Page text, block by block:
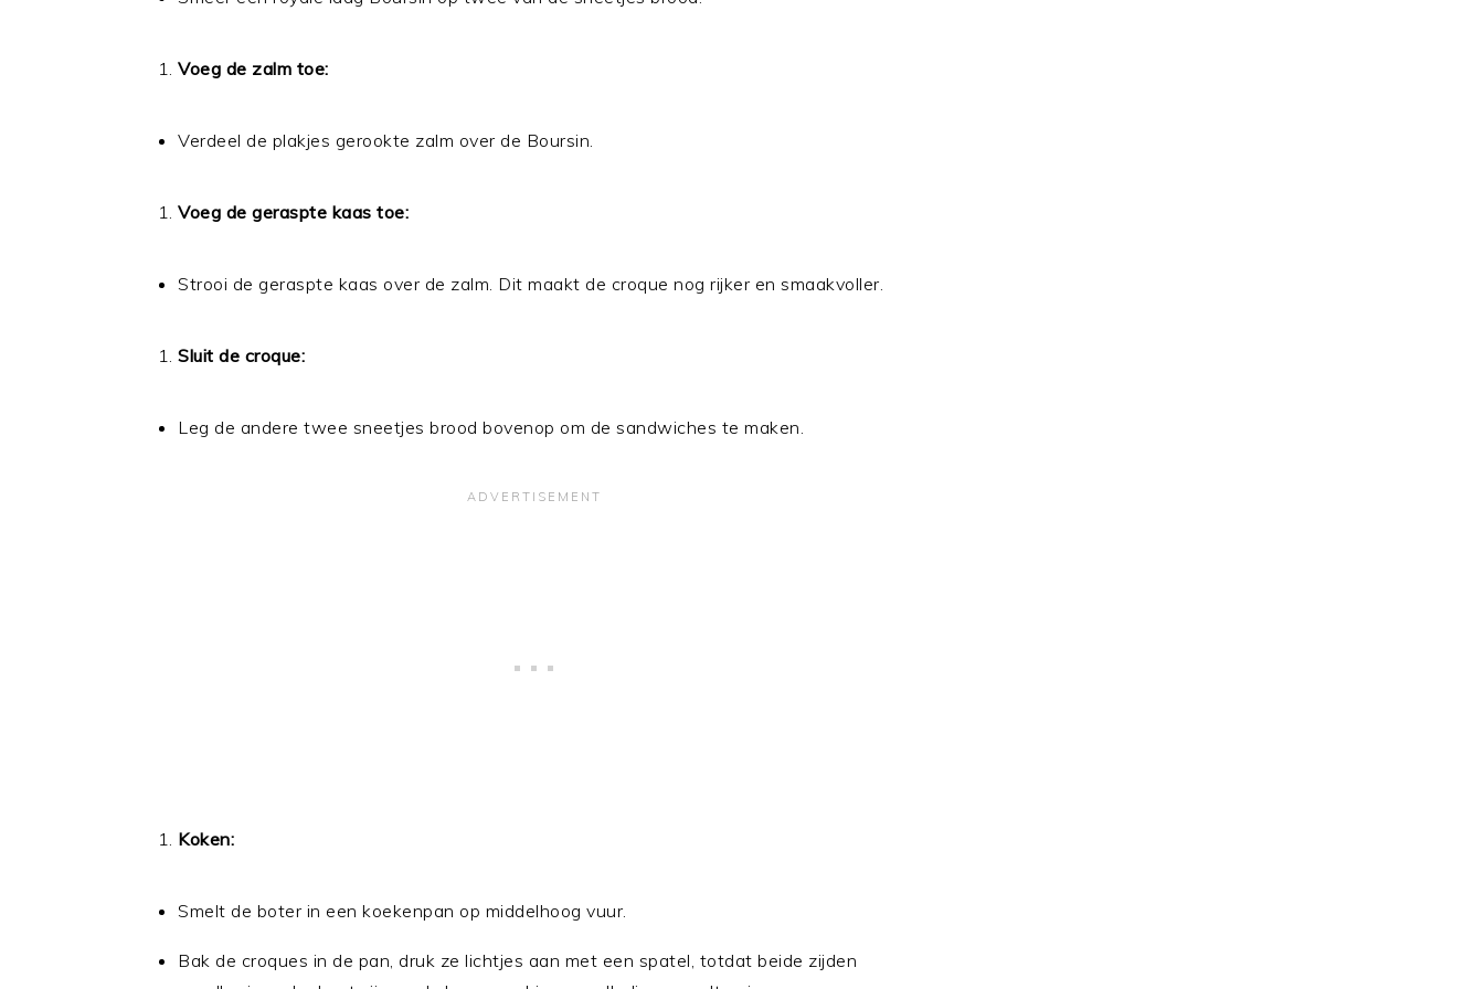
Voeg de zalm toe:
Verdeel de plakjes gerookte zalm over de Boursin.
Voeg de geraspte kaas toe:
Strooi de geraspte kaas over de zalm. Dit maakt de croque nog rijker en smaakvoller.
Sluit de croque:
Leg de andere twee sneetjes brood bovenop om de sandwiches te maken.
Koken:
Smelt de boter in een koekenpan op middelhoog vuur.
Bak de croques in de pan, druk ze lichtjes aan met een spatel, totdat beide zijden